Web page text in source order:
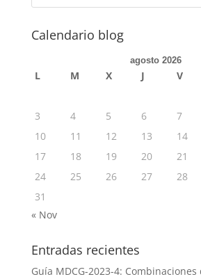
Calendario blog
agosto 2026
L M X J V
3
4 5 6 7
10
11 12 13 14
17
18 19 20 21
24
25 26 27 28
31
« Nov
Entradas recientes
Guía MDCG-2023-4: